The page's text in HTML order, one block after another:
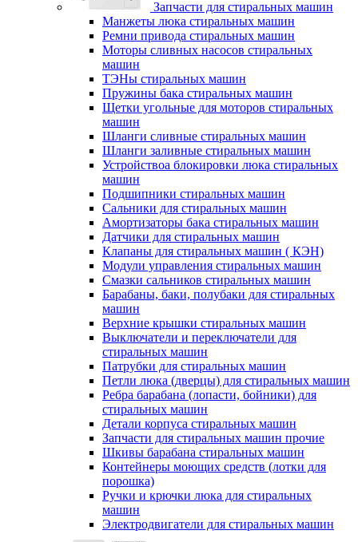
Запчасти для стиральных машин
Манжеты люка стиральных машин
Ремни привода стиральных машин
Моторы сливных насосов стиральных
машин
ТЭНы стиральных машин
Пружины бака стиральных машин
Щетки угольные для моторов стиральных
машин
Шланги сливные стиральных машин
Шланги заливные стиральных машин
Устройствоа блокировки люка стиральных
машин
Подшипники стиральных машин
Сальники для стиральных машин
Амортизаторы бака стиральных машин
Датчики для стиральных машин
Клапаны для стиральных машин ( КЭН)
Модули управления стиральных машин
Смазки сальников стиральных машин
Барабаны, баки, полубаки для стиральных
машин
Верхние крышки стиральных машин
Выключатели и переключатели для
стиральных машин
Патрубки для стиральных машин
Петли люка (дверцы) для стиральных машин
Ребра барабана (лопасти, бойники) для
стиральных машин
Детали корпуса стиральных машин
Запчасти для стиральных машин прочие
Шкивы барабана стиральных машин
Контейнеры моющих средств (лотки для
порошка)
Ручки и крючки люка для стиральных
машин
Электродвигатели для стиральных машин